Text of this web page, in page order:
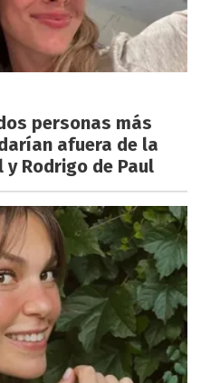
personas más
afuera de la
Rodrigo de Paul